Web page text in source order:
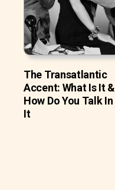
The Transatlantic
Accent: What Is It &
How Do You Talk In
It